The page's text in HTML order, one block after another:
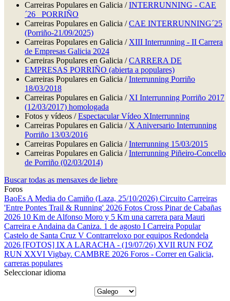
Carreiras Populares en Galicia /INTERRUNNING - CAE
´26 _PORRIÑO
Carreiras Populares en Galicia /CAE INTERRUNNING´25
(Porriño-21/09/2025)
Carreiras Populares en Galicia / XIII Interrunning - II Carrera
de Empresas Galicia 2024
Carreiras Populares en Galicia /CARRERA DE
EMPRESAS PORRIÑO (abierta a populares)
Carreiras Populares en Galicia /Interrunning Porriño
18/03/2018
Carreiras Populares en Galicia / XI Interrunning Porriño 2017
(12/03/2017) homologada
Fotos y vídeos /Espectacular Vídeo XInterrunning
Carreiras Populares en Galicia / X Aniversario Interrunning
Porriño 13/03/2016
Carreiras Populares en Galicia /Interrunning 15/03/2015
Carreiras Populares en Galicia /Interrunning Piñeiro-Concello
de Porriño (02/03/2014)
Buscar todas as mensaxes de liebre
Foros
BaoEs A Media do Camiño (Laza, 25/10/2026) Circuito Carreiras
'Entre Pontes Trail & Running' 2026 Fotos Cross Pinar de Cabañas
2026 10 Km de Alfonso Moro y 5 Km una carrera para Mauri
Carreira e Andaina da Caniza. 1 de agosto I Carreira Popular
Castelo de Santa Cruz V Contrarreloxo por equipos Redondela
2026 [FOTOS] IX A LARACHA - (19/07/26) XVII RUN FOZ
RUN XXVI Vigbay. CAMBRE 2026 Foros - Correr en Galicia,
carreras populares
Seleccionar idioma